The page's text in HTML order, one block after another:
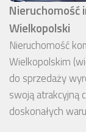
Nieruchomość
Wielkopolski
Nieruchomość
Wielkopolskim
do sprzedaży
swoją atrakcyjną
doskonałych